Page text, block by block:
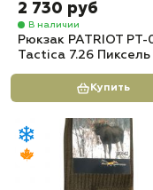
2 730 руб
В наличии
Рюкзак PATRIOT РТ-
Tactica 7.26 Пиксель
Купить